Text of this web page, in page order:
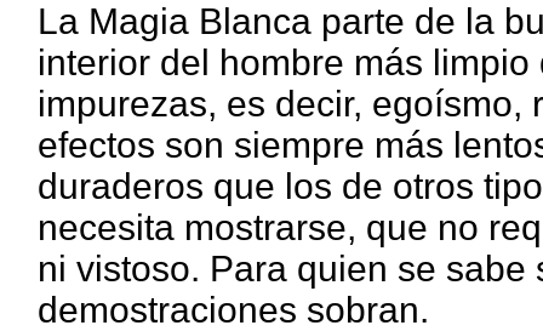
La Magia Blanca parte de la
interior del hombre más
impurezas, es decir,
efectos son siempre más
duraderos que los de otros
necesita mostrarse, que no
ni vistoso. Para quien se
demostraciones sobran.